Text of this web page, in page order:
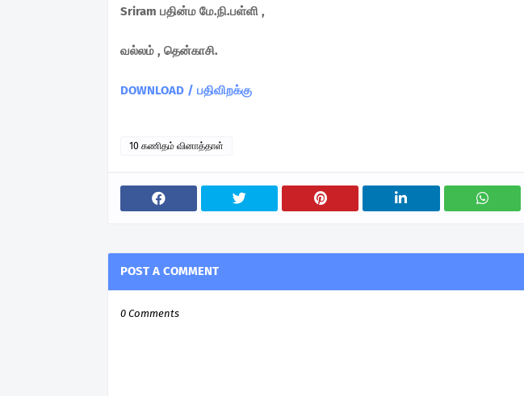
Sriram பதின்ம மே.நி.பள்ளி ,
வல்லம் , தென்காசி.
DOWNLOAD / பதிவிறக்கு
10 கணிதம் வினாத்தாள்
POST A COMMENT
0 Comments